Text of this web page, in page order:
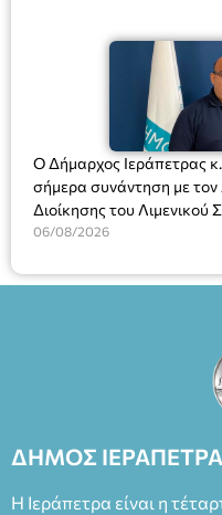
Ο Δήμαρχος Ιεράπετρας
σήμερα συνάντηση με τον
Διοίκησης του Λιμενικού
Ακτοφυλακής (Λ.Σ.-
06/08/2026
ΔΗΜΟΣ
Η Ιεράπετρα είναι η